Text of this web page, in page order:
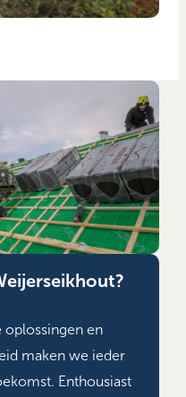
oplossingen en
maken we ieder
Enthousiast